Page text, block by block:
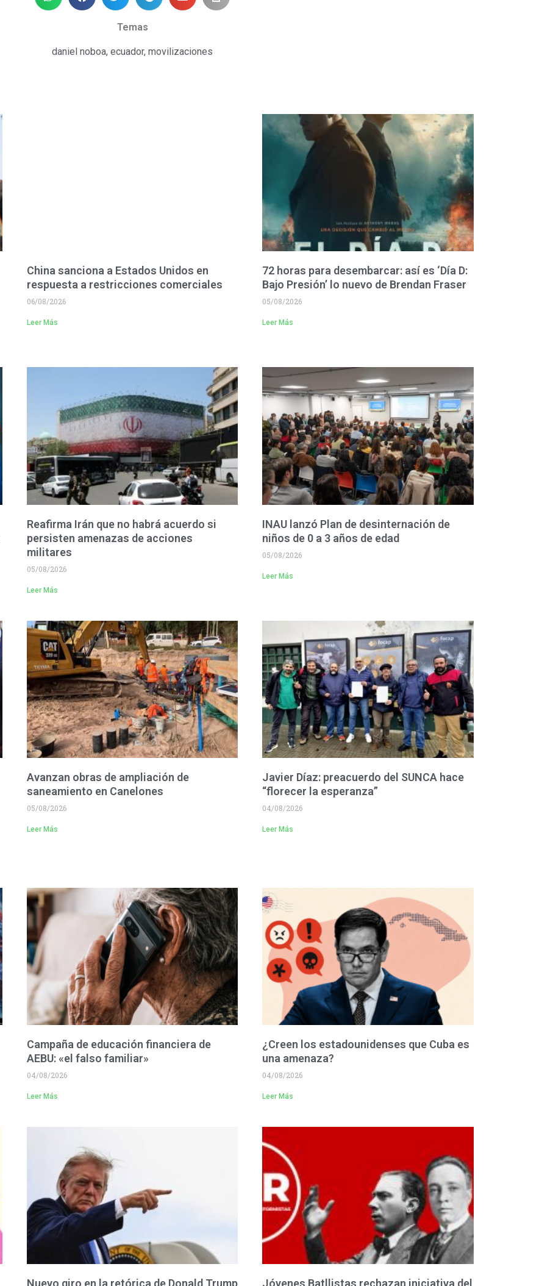
Temas
daniel noboa, ecuador, movilizaciones
China sanciona a Estados Unidos en
respuesta a restricciones comerciales
06/08/2026
Leer Más
72 horas para desembarcar: así es ‘Día D:
Bajo Presión’ lo nuevo de Brendan Fraser
05/08/2026
Leer Más
Reafirma Irán que no habrá acuerdo si
persisten amenazas de acciones
militares
05/08/2026
Leer Más
INAU lanzó Plan de desinternación de
niños de 0 a 3 años de edad
05/08/2026
Leer Más
Avanzan obras de ampliación de
saneamiento en Canelones
05/08/2026
Leer Más
Javier Díaz: preacuerdo del SUNCA hace
“florecer la esperanza”
04/08/2026
Leer Más
Campaña de educación financiera de
AEBU: «el falso familiar»
04/08/2026
Leer Más
¿Creen los estadounidenses que Cuba es
una amenaza?
04/08/2026
Leer Más